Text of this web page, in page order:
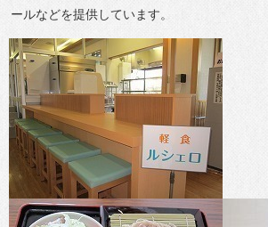
ールなどを提供しています。